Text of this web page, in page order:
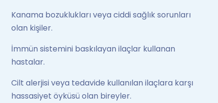
Kanama bozuklukları veya ciddi sağlık sorunları
olan kişiler.
İmmün sistemini baskılayan ilaçlar kullanan
hastalar.
Cilt alerjisi veya tedavide kullanılan ilaçlara karşı
hassasiyet öyküsü olan bireyler.